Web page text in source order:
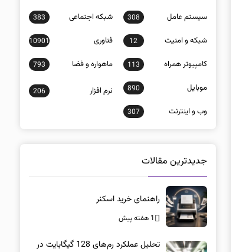
سيستم عامل 308 شبكه اجتماعی 383
شبكه و امنيت 12 فناوری 10901
كامپيوتر همراه 113 ماهواره و فضا 793
موبايل 890 نرم افزار 206
وب و اينترنت 307
جدیدترین مقالات
راهنمای خرید اسکنر
1 هفته پیش
تحلیل عملکرد رم‌های 128 گیگابایت در